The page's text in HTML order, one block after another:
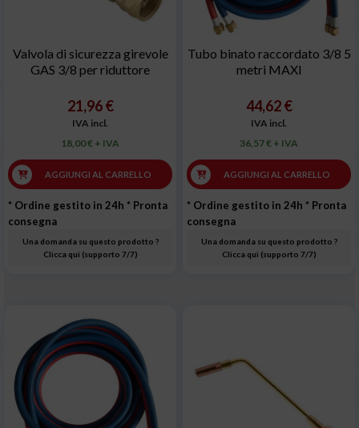
Valvola di sicurezza girevole
GAS 3/8 per riduttore
21,96 €
IVA incl.
18,00 € + IVA
AGGIUNGI AL CARRELLO
* Ordine gestito in 24h * Pronta
consegna
Una domanda su questo prodotto ?
Clicca qui (supporto 7/7)
Tubo binato raccordato 3/8 5
metri MAXI
44,62 €
IVA incl.
36,57 € + IVA
AGGIUNGI AL CARRELLO
* Ordine gestito in 24h * Pronta
consegna
Una domanda su questo prodotto ?
Clicca qui (supporto 7/7)